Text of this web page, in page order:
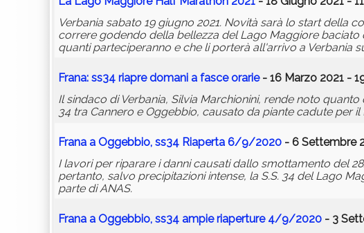
Verbania sabato 19 giugno 2021. Novità sarà lo start della
correre godendo della bellezza del Lago Maggiore
quanti parteciperanno e che li porterà all'arrivo a Verbania
Frana: ss34 riapre domani a fasce orarie- 16 Marzo 2021 -
Il sindaco di Verbania, Silvia Marchionini, rende noto
34 tra Cannero e Oggebbio, causato da piante cadute per il
Frana a Oggebbio, ss34 Riaperta 6/9/2020 - 6 Settembre
I lavori per riparare i danni causati dallo smottamento del
pertanto, salvo precipitazioni intense, la S.S. 34 del Lago
parte di ANAS.
Frana a Oggebbio, ss34 ampie riaperture 4/9/2020 - 3